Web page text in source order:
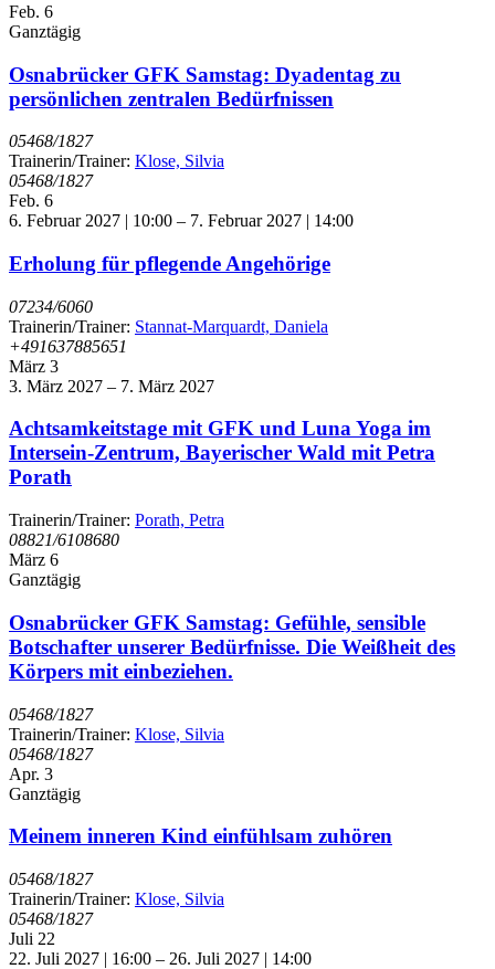
Feb. 6
Ganztägig
Osnabrücker GFK Samstag: Dyadentag zu
persönlichen zentralen Bedürfnissen
05468/1827
Trainerin/Trainer: Klose, Silvia
05468/1827
Feb. 6
6. Februar 2027 | 10:00 – 7. Februar 2027 | 14:00
Erholung für pflegende Angehörige
07234/6060
Trainerin/Trainer: Stannat-Marquardt, Daniela
+491637885651
März 3
3. März 2027 – 7. März 2027
Achtsamkeitstage mit GFK und Luna Yoga im
Intersein-Zentrum, Bayerischer Wald mit Petra
Porath
Trainerin/Trainer: Porath, Petra
08821/6108680
März 6
Ganztägig
Osnabrücker GFK Samstag: Gefühle, sensible
Botschafter unserer Bedürfnisse. Die Weißheit des
Körpers mit einbeziehen.
05468/1827
Trainerin/Trainer: Klose, Silvia
05468/1827
Apr. 3
Ganztägig
Meinem inneren Kind einfühlsam zuhören
05468/1827
Trainerin/Trainer: Klose, Silvia
05468/1827
Juli 22
22. Juli 2027 | 16:00 – 26. Juli 2027 | 14:00